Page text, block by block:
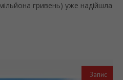
гривень) уже надійшла
Запис